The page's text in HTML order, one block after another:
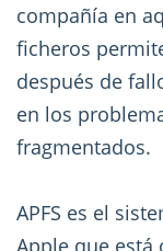
compañía en
ficheros
después de
en los
fragmentados.
APFS es el
Apple que